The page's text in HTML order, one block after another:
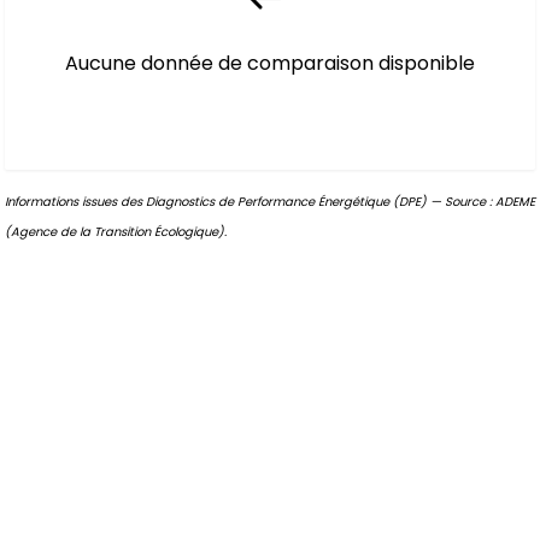
Aucune donnée de comparaison disponible
Informations issues des Diagnostics de Performance Énergétique (DPE) — Source : ADEME
(Agence de la Transition Écologique).